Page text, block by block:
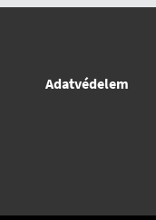
Adatvédelem